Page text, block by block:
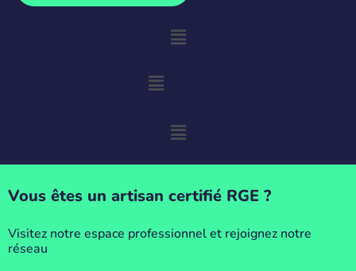
Vous êtes un artisan certifié RGE ?
Visitez notre espace professionnel et rejoignez notre
réseau